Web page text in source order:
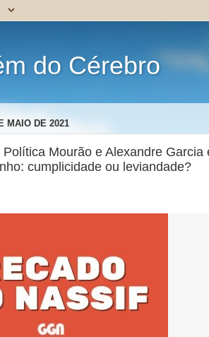
do Cérebro
MAIO DE 2021
Política Mourão e Alexandre Garcia
cumplicidade ou leviandade?